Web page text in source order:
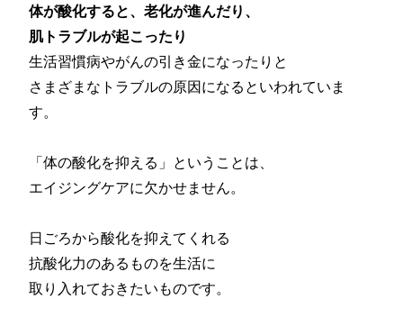
体が酸化すると、老化が進んだり、
肌トラブルが起こったり
生活習慣病やがんの引き金になったりと
さまざまなトラブルの原因になるといわれていま
す。
「体の酸化を抑える」ということは、
エイジングケアに欠かせません。
日ごろから酸化を抑えてくれる
抗酸化力のあるものを生活に
取り入れておきたいものです。